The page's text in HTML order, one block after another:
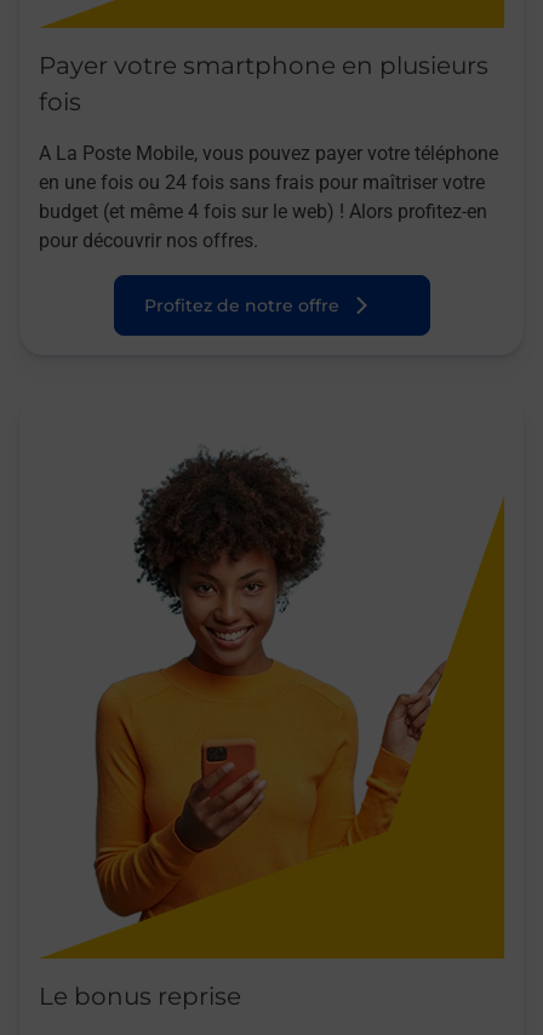
Payer votre smartphone en plusieurs
fois
A La Poste Mobile, vous pouvez payer votre téléphone
en une fois ou 24 fois sans frais pour maîtriser votre
budget (et même 4 fois sur le web) ! Alors profitez-en
pour découvrir nos offres.
Profitez de notre offre
Le bonus reprise